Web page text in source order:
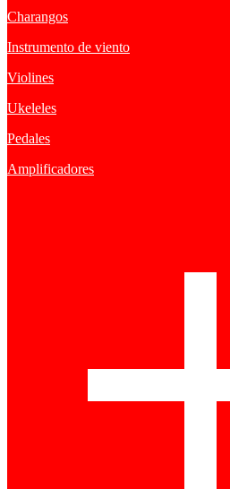
Charangos
Instrumento de viento
Violines
Ukeleles
Pedales
Amplificadores